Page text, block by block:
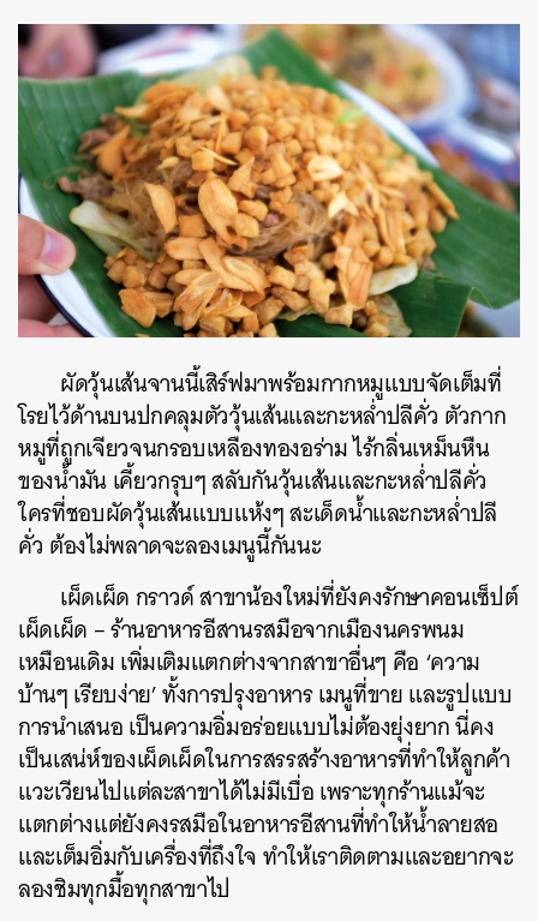
ผัดวุ้นเส้นจานนี้เสิร์ฟมาพร้อมกากหมูแบบจัดเต็มที่
โรยไว้ด้านบนปกคลุมตัววุ้นเส้นและกะหล่ำปลีคั่ว ตัวกาก
หมูที่ถูกเจียวจนกรอบเหลืองทองอร่าม ไร้กลิ่นเหม็นหืน
ของน้ำมัน เคี้ยวกรุบๆ สลับกันวุ้นเส้นและกะหล่ำปลีคั่ว
ใครที่ชอบผัดวุ้นเส้นแบบแห้งๆ สะเด็ดน้ำและกะหล่ำปลี
คั่ว ต้องไม่พลาดจะลองเมนูนี้กันนะ
เผ็ดเผ็ด กราวด์ สาขาน้องใหม่ที่ยังคงรักษาคอนเซ็ปต์
เผ็ดเผ็ด – ร้านอาหารอีสานรสมือจากเมืองนครพนม
เหมือนเดิม เพิ่มเติมแตกต่างจากสาขาอื่นๆ คือ ‘ความ
บ้านๆ เรียบง่าย’ ทั้งการปรุงอาหาร เมนูที่ขาย และรูปแบบ
การนำเสนอ เป็นความอิ่มอร่อยแบบไม่ต้องยุ่งยาก นี่คง
เป็นเสน่ห์ของเผ็ดเผ็ดในการสรรสร้างอาหารที่ทำให้ลูกค้า
แวะเวียนไปแต่ละสาขาได้ไม่มีเบื่อ เพราะทุกร้านแม้จะ
แตกต่างแต่ยังคงรสมือในอาหารอีสานที่ทำให้น้ำลายสอ
และเต็มอิ่มกับเครื่องที่ถึงใจ ทำให้เราติดตามและอยากจะ
ลองชิมทุกมื้อทุกสาขาไป